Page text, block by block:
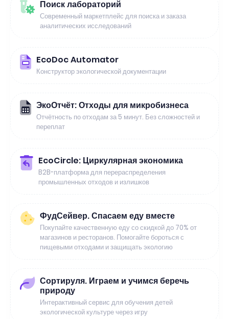
Поиск лабораторий
Современный маркетплейс для поиска и заказа
аналитических исследований
EcoDoc Automator
Конструктор экологической документации
ЭкоОтчёт: Отходы для микробизнеса
Отчётность по отходам за 5 минут. Без сложностей и
переплат
EcoCircle: Циркулярная экономика
B2B-платформа для перераспределения
промышленных отходов и излишков
ФудСейвер. Спасаем еду вместе
Покупайте качественную еду со скидкой до 70% от
магазинов и ресторанов. Помогайте бороться с
пищевыми отходами и защищать экологию
Сортируля. Играем и учимся беречь
природу
Интерактивный сервис для обучения детей
экологической культуре через игру